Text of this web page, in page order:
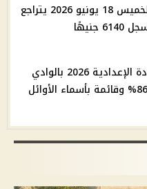
سعر الذهب اليوم الخميس 18 يونيو 2026 يتراجع
اعتماد نتيجة الشهادة الإعدادية 2026 بالوادي